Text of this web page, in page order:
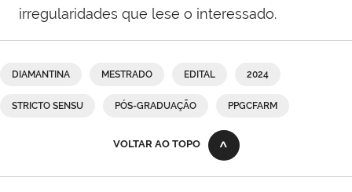
irregularidades que lese o interessado.
DIAMANTINA MESTRADO EDITAL 2024
STRICTO SENSU PÓS-GRADUAÇÃO PPGCFARM
VOLTAR AO TOPO